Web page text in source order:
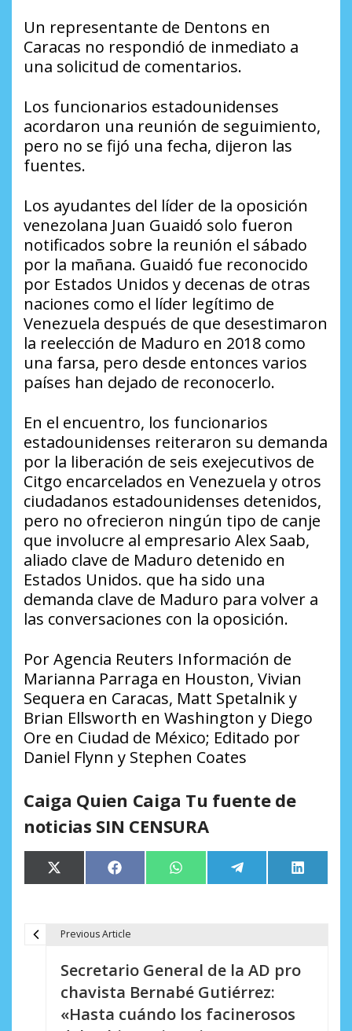
Un representante de Dentons en
Caracas no respondió de inmediato a
una solicitud de comentarios.
Los funcionarios estadounidenses
acordaron una reunión de seguimiento,
pero no se fijó una fecha, dijeron las
fuentes.
Los ayudantes del líder de la oposición
venezolana Juan Guaidó solo fueron
notificados sobre la reunión el sábado
por la mañana. Guaidó fue reconocido
por Estados Unidos y decenas de otras
naciones como el líder legítimo de
Venezuela después de que desestimaron
la reelección de Maduro en 2018 como
una farsa, pero desde entonces varios
países han dejado de reconocerlo.
En el encuentro, los funcionarios
estadounidenses reiteraron su demanda
por la liberación de seis exejecutivos de
Citgo encarcelados en Venezuela y otros
ciudadanos estadounidenses detenidos,
pero no ofrecieron ningún tipo de canje
que involucre al empresario Alex Saab,
aliado clave de Maduro detenido en
Estados Unidos. que ha sido una
demanda clave de Maduro para volver a
las conversaciones con la oposición.
Por Agencia Reuters Información de
Marianna Parraga en Houston, Vivian
Sequera en Caracas, Matt Spetalnik y
Brian Ellsworth en Washington y Diego
Ore en Ciudad de México; Editado por
Daniel Flynn y Stephen Coates
Caiga Quien Caiga Tu fuente de
noticias SIN CENSURA
Compartir
en
X
(Twitter)
Compartir
en
Facebook Compartir
en
WhatsApp Compartir
en
Telegram
en
LinkedIn
Previous Article
Secretario General de la AD pro
chavista Bernabé Gutiérrez:
«Hasta cuándo los facinerosos